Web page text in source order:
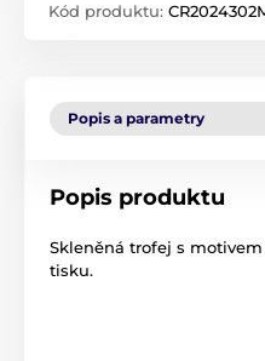
Kód produktu:
Popis a parametry
Popis produktu
Skleněná trofej s motivem
tisku.